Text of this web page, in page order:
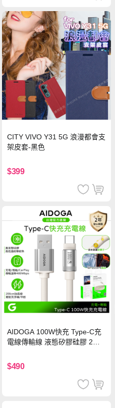
CITY VIVO Y31 5G 浪漫都會支
架皮套-黑色
$399
AIDOGA 100W快充 Type-C充
電線傳輸線 液態矽膠硅膠 2M
$490